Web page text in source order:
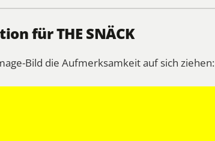
für THE SNÄCK
Bild die Aufmerksamkeit auf sich ziehen: